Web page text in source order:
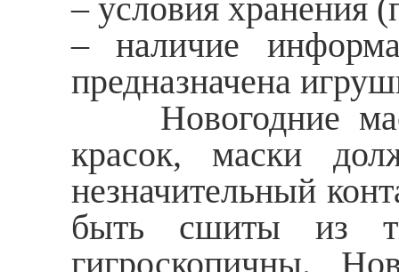
– условия хранения
– наличие
предназначена
Новогодние
красок, маски
незначительный
быть сшиты из
гигроскопичны.